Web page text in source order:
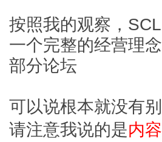
按照我的观察，
一个完整的经营理
部分论坛
可以说根本就没有
请注意我说的是内容